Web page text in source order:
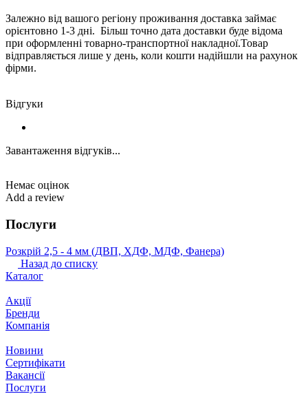
Залежно від вашого регіону проживання доставка займає
орієнтовно 1-3 дні. Більш точно дата доставки буде відома
при оформленні товарно-транспортної накладної.Товар
відправляється лише у день, коли кошти надійшли на рахунок
фірми.
Відгуки
Завантаження відгуків...
Немає оцінок
Add a review
Послуги
Розкрій 2,5 ‐ 4 мм (ДВП, ХДФ, МДФ, Фанера)
Назад до списку
Каталог
Акції
Бренди
Компанія
Новини
Сертифікати
Вакансії
Послуги